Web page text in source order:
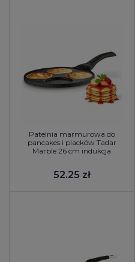
Patelnia marmurowa do
pancakes i placków Tadar
Marble 26 cm indukcja
52.25 zł